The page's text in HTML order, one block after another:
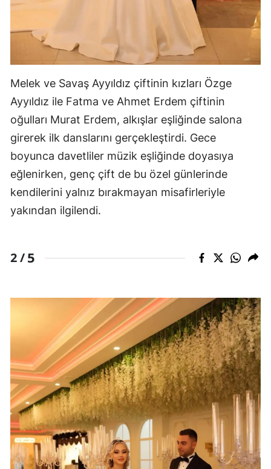
Melek ve Savaş Ayyıldız çiftinin kızları Özge
Ayyıldız ile Fatma ve Ahmet Erdem çiftinin
oğulları Murat Erdem, alkışlar eşliğinde salona
girerek ilk danslarını gerçekleştirdi. Gece
boyunca davetliler müzik eşliğinde doyasıya
eğlenirken, genç çift de bu özel günlerinde
kendilerini yalnız bırakmayan misafirleriyle
yakından ilgilendi.
2 /5